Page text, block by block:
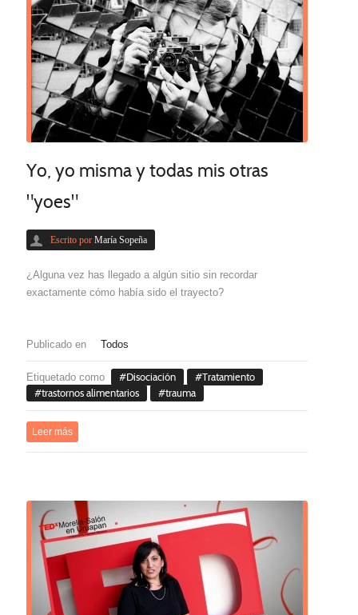
Yo, yo misma y todas mis otras
"yoes"
Escrito por María Sopeña
¿Alguna vez has llegado a algún sitio sin recordar
exactamente cómo había sido el trayecto?
Publicado en Todos
Etiquetado como Disociación
Tratamiento
trastornos alimentarios
trauma
Leer más